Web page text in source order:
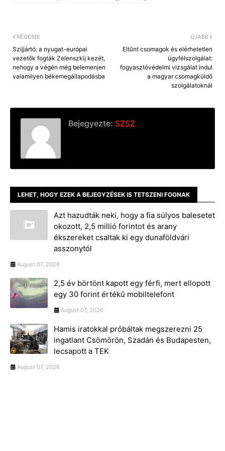
ÚJABB
Eltűnt csomagok és elérhetetlen
ügyfélszolgálat:
fogyasztóvédelmi vizsgálat indul
a magyar csomagküldő
szolgálatoknál
RÉGEBBI
Szijjártó: a nyugat-európai
vezetők fogták Zelenszkij kezét,
nehogy a végén még belemenjen
valamilyen békemegállapodásba
Bejegyezte: SZSZ
LEHET, HOGY EZEK A BEJEGYZÉSEK IS TETSZENI FOGNAK
Azt hazudták neki, hogy a fia súlyos balesetet
okozott, 2,5 millió forintot és arany
ékszereket csaltak ki egy dunaföldvári
asszonytól
August 07, 2026
2,5 év börtönt kapott egy férfi, mert ellopott
egy 30 forint értékű mobiltelefont
August 07, 2026
Hamis iratokkal próbáltak megszerezni 25
ingatlant Csömörön, Szadán és Budapesten,
lecsapott a TEK
August 07, 2026